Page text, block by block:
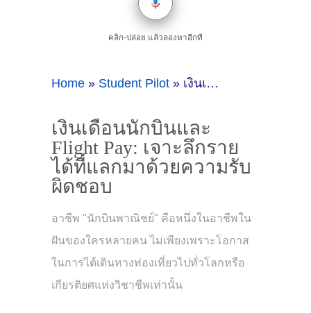
คลิก-ปล่อย แล้วลองหาอีกที
Home » Student Pilot » เงินเดือนนักบินและ Flight Pay: เจาะลึกรายได้ที่แลกมาด้วยความรับผิดชอบ
เงินเดือนนักบินและ
Flight Pay: เจาะลึกราย
ได้ที่แลกมาด้วยความรับ
ผิดชอบ
อาชีพ "นักบินพาณิชย์" คือหนึ่งในอาชีพใน
ฝันของใครหลายคน ไม่เพียงเพราะโอกาส
ในการได้เดินทางท่องเที่ยวไปทั่วโลกหรือ
เกียรติยศแห่งวิชาชีพเท่านั้น